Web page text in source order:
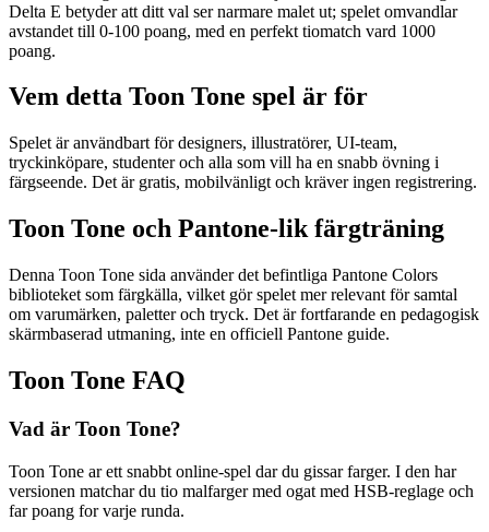
Delta E betyder att ditt val ser narmare malet ut; spelet omvandlar
avstandet till 0-100 poang, med en perfekt tiomatch vard 1000
poang.
Vem detta Toon Tone spel är för
Spelet är användbart för designers, illustratörer, UI-team,
tryckinköpare, studenter och alla som vill ha en snabb övning i
färgseende. Det är gratis, mobilvänligt och kräver ingen registrering.
Toon Tone och Pantone-lik färgträning
Denna Toon Tone sida använder det befintliga Pantone Colors
biblioteket som färgkälla, vilket gör spelet mer relevant för samtal
om varumärken, paletter och tryck. Det är fortfarande en pedagogisk
skärmbaserad utmaning, inte en officiell Pantone guide.
Toon Tone FAQ
Vad är Toon Tone?
Toon Tone ar ett snabbt online-spel dar du gissar farger. I den har
versionen matchar du tio malfarger med ogat med HSB-reglage och
far poang for varje runda.